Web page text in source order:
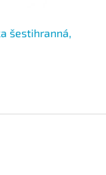
šestihranná,